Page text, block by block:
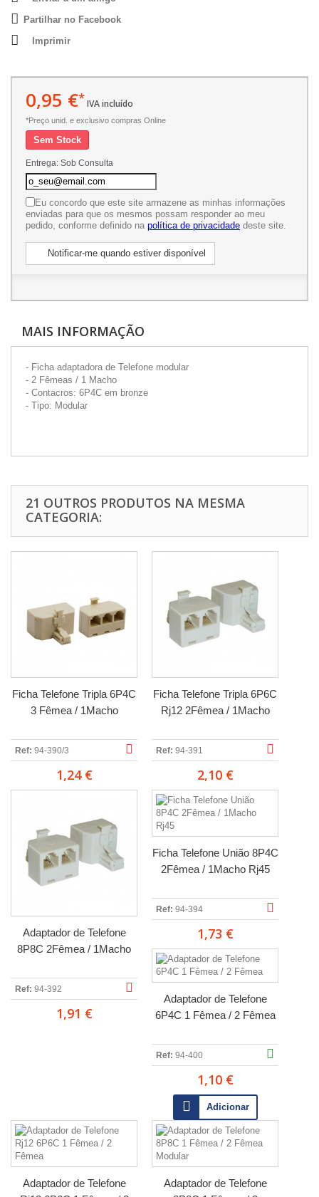
Partilhar no Facebook
Imprimir
0,95 €*IVA incluído
*Preço unid. e exclusivo compras Online
Sem Stock
Entrega: Sob Consulta
Eu concordo que este site armazene as minhas informações
enviadas para que os mesmos possam responder ao meu
pedido, conforme definido na política de privacidade deste site.
Notificar-me quando estiver disponível
MAIS INFORMAÇÃO
- Ficha adaptadora de Telefone modular
- 2 Fêmeas / 1 Macho
- Contacros: 6P4C em bronze
- Tipo: Modular
21 OUTROS PRODUTOS NA MESMA
CATEGORIA:
Ficha Telefone Tripla 6P4C
3 Fêmea / 1Macho
Ref: 94-390/3
1,24 €
Ficha Telefone Tripla 6P6C
Rj12 2Fêmea / 1Macho
Ref: 94-391
2,10 €
Adaptador de Telefone
8P8C 2Fêmea / 1Macho
Ref: 94-392
1,91 €
Ficha Telefone União 8P4C
2Fêmea / 1Macho Rj45
Ref: 94-394
1,73 €
Adaptador de Telefone
6P4C 1 Fêmea / 2 Fêmea
Ref: 94-400
1,10 €
Adicionar
Adaptador de Telefone
Adaptador de Telefone